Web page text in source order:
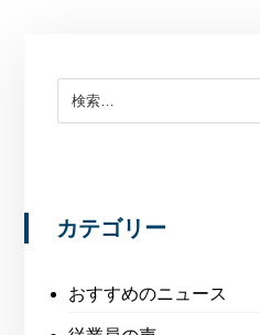
カテゴリー
おすすめのニュース